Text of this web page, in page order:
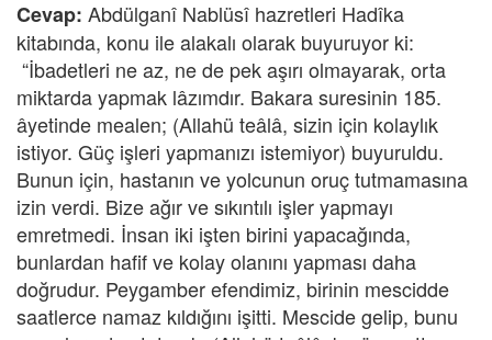
Cevap: Abdülganî Nablüsî hazretleri Hadîka
kitabında, konu ile alakalı olarak buyuruyor ki:
“İbadetleri ne az, ne de pek aşırı olmayarak, orta
miktarda yapmak lâzımdır. Bakara suresinin 185.
âyetinde mealen; (Allahü teâlâ, sizin için kolaylık
istiyor. Güç işleri yapmanızı istemiyor) buyuruldu.
Bunun için, hastanın ve yolcunun oruç tutmamasına
izin verdi. Bize ağır ve sıkıntılı işler yapmayı
emretmedi. İnsan iki işten birini yapacağında,
bunlardan hafif ve kolay olanını yapması daha
doğrudur. Peygamber efendimiz, birinin mescidde
saatlerce namaz kıldığını işitti. Mescide gelip, bunu